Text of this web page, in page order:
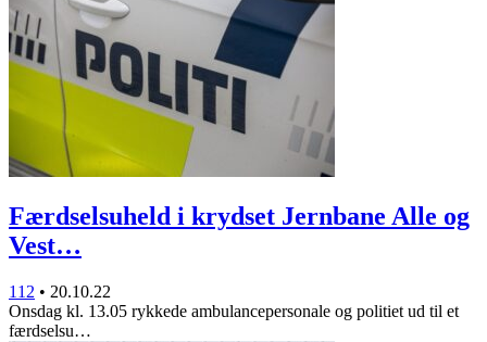
Færdselsuheld i krydset Jernbane Alle og
Vest…
112 • 20.10.22
Onsdag kl. 13.05 rykkede ambulancepersonale og politiet ud til et
færdselsu…